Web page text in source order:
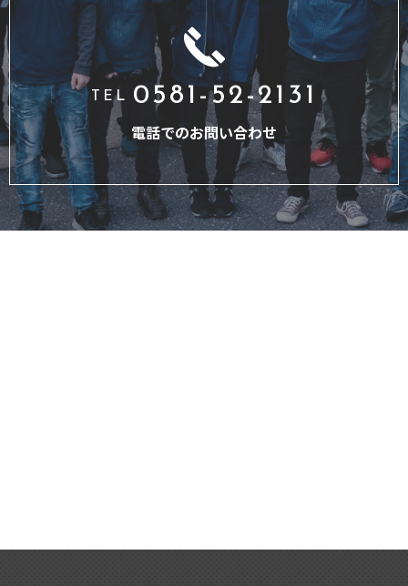
TEL 0581-52-2131
電話でのお問い合わせ